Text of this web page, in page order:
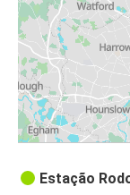
Estação